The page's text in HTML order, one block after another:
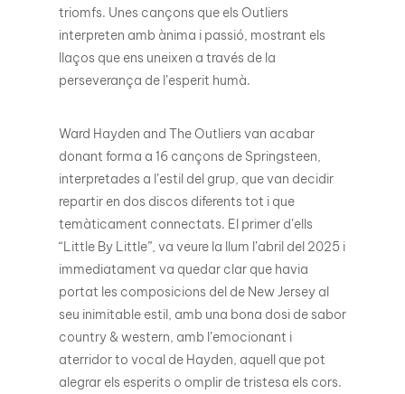
triomfs. Unes cançons que els Outliers
interpreten amb ànima i passió, mostrant els
llaços que ens uneixen a través de la
perseverança de l’esperit humà.
Ward Hayden and The Outliers van acabar
donant forma a 16 cançons de Springsteen,
interpretades a l’estil del grup, que van decidir
repartir en dos discos diferents tot i que
temàticament connectats. El primer d’ells
“Little By Little”, va veure la llum l’abril del 2025 i
immediatament va quedar clar que havia
portat les composicions del de New Jersey al
seu inimitable estil, amb una bona dosi de sabor
country & western, amb l’emocionant i
aterridor to vocal de Hayden, aquell que pot
alegrar els esperits o omplir de tristesa els cors.